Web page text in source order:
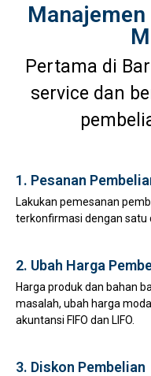
Pertama di
service dan
1. Pesanan
Lakukan pemesanan
terkonfirmasi dengan satu
2. Ubah Harga
Harga produk dan bahan
masalah, ubah harga
akuntansi FIFO dan LIFO.
3. Diskon Pembelian